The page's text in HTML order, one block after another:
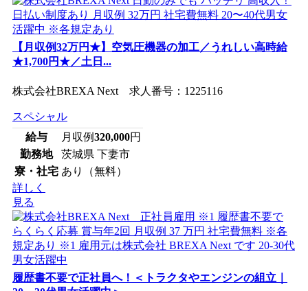
【月収例32万円★】空気圧機器の加工／うれしい高時給
★1,700円★／土日...
株式会社BREXA Next 求人番号：1225116
スペシャル
給与
月収例320,000円
勤務地
茨城県 下妻市
寮・社宅 あり（無料）
詳しく
見る
履歴書不要で正社員へ！＜トラクタやエンジンの組立｜